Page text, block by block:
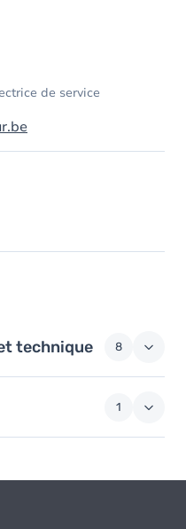
de service
technique 8
1